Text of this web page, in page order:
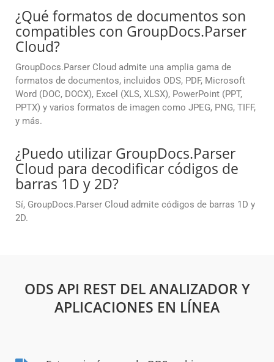
¿Qué formatos de documentos son
compatibles con GroupDocs.Parser
Cloud?
GroupDocs.Parser Cloud admite una amplia gama de
formatos de documentos, incluidos ODS, PDF, Microsoft
Word (DOC, DOCX), Excel (XLS, XLSX), PowerPoint (PPT,
PPTX) y varios formatos de imagen como JPEG, PNG, TIFF,
y más.
¿Puedo utilizar GroupDocs.Parser
Cloud para decodificar códigos de
barras 1D y 2D?
Sí, GroupDocs.Parser Cloud admite códigos de barras 1D y
2D.
ODS API REST DEL ANALIZADOR Y
APLICACIONES EN LÍNEA